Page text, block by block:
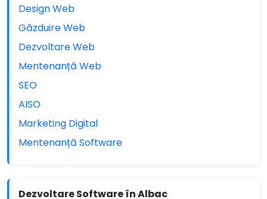
Design Web
Găzduire Web
Dezvoltare Web
Mentenanță Web
SEO
AISO
Marketing Digital
Mentenanță Software
Dezvoltare Software în Albac